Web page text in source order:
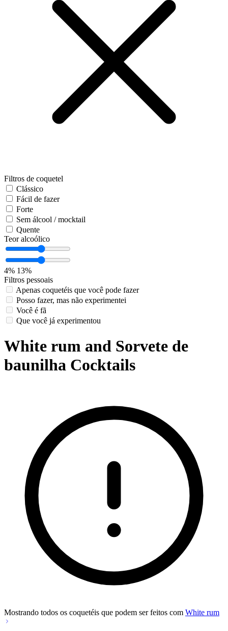
Filtros de coquetel
Clássico
Fácil de fazer
Forte
Sem álcool / mocktail
Quente
Teor alcoólico
4% 13%
Filtros pessoais
Apenas coquetéis que você pode fazer
Posso fazer, mas não experimentei
Você é fã
Que você já experimentou
White rum and Sorvete de
baunilha Cocktails
Mostrando todos os coquetéis que podem ser feitos com White rum